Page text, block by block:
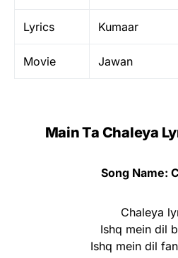
Lyrics Kumaar
Movie Jawan
Main Ta Chaleya
Song Name:
Chaleya
Ishq mein dil
Ishq mein dil